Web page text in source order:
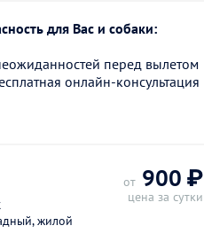
для Вас и собаки:
перед вылетом
онлайн-консультация
жилой
от 900 ₽
цена за сутки